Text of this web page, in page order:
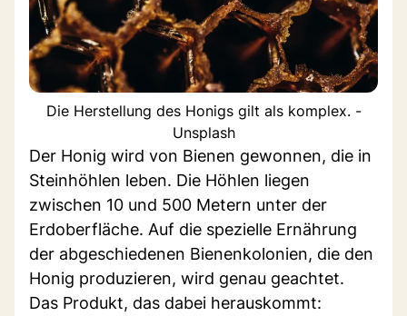
Die Herstellung des Honigs gilt als komplex. -
Unsplash
Der Honig wird von Bienen gewonnen, die in
Steinhöhlen leben. Die Höhlen liegen
zwischen 10 und 500 Metern unter der
Erdoberfläche. Auf die spezielle Ernährung
der abgeschiedenen Bienenkolonien, die den
Honig produzieren, wird genau geachtet.
Das Produkt, das dabei herauskommt: